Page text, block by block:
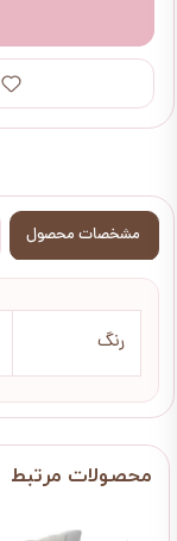
مشخصات محصول
رنگ